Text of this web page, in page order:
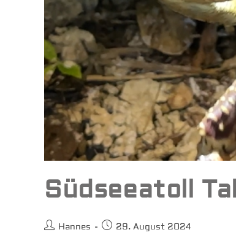
Südseeatoll
Beitrags-
Hannes
Beitrag29. August 2024